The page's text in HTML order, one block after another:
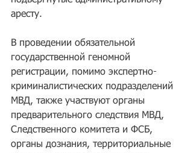
аресту.
В проведении обязательной
государственной геномной
регистрации, помимо экспертно-
криминалистических подразделений
МВД, также участвуют органы
предварительного следствия МВД,
Следственного комитета и ФСБ,
органы дознания, территориальные